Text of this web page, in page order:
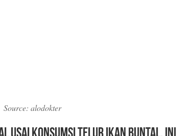
Source: alodokter